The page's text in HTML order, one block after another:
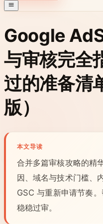
Google
与审核完全
过的准备清
版）
本文导读
合并多篇审核攻略的精
因、域名与技术门槛、
GSC 与重新申请节奏
稳稳过审。